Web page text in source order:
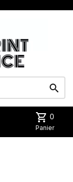

shopping_cart 0
Panier